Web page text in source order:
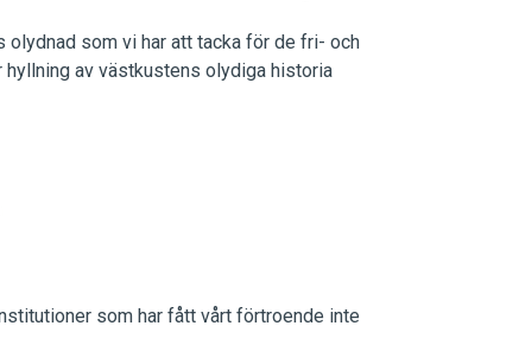
som vi har att tacka för de fri- och
av västkustens olydiga historia
som har fått vårt förtroende inte